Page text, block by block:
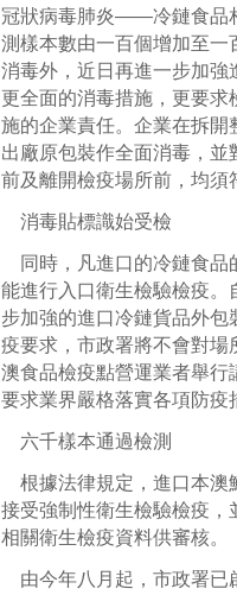
冠狀病毒肺炎——冷鏈食品
測樣本數由一百個增加至
消毒外，近日再進一步加
更全面的消毒措施，更要
施的企業責任。企業在拆
出廠原包裝作全面消毒，
前及離開檢疫場所前，均須
消毒貼標識始受檢
同時，凡進口的冷鏈食品
能進行入口衛生檢驗檢疫
步加強的進口冷鏈貨品外
疫要求，市政署將不會對
澳食品檢疫點營運業者舉
要求業界嚴格落實各項防疫
六千樣本通過檢測
根據法律規定，進口本澳
接受強制性衛生檢驗檢疫
相關衛生檢疫資料供審核。
由今年八月起，市政署已